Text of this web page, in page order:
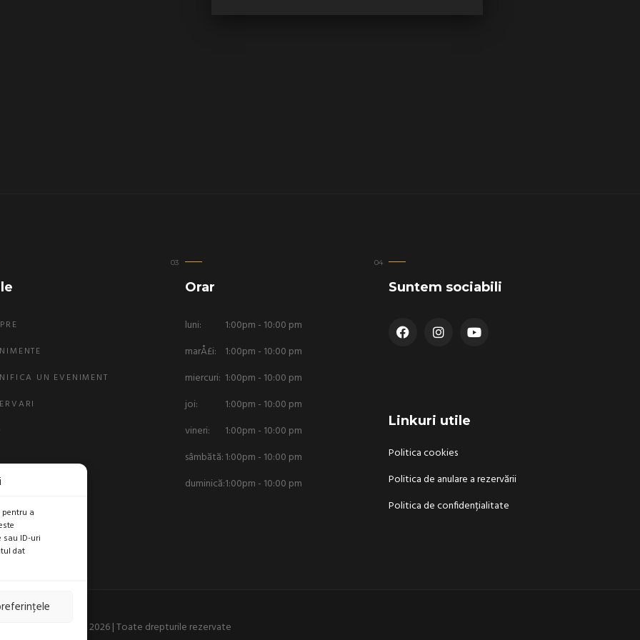
a
ID-uri
dat
UN EVENIMENT
Orar
luni:
1:00pm - 10:00 pm
marÅ£i:
1:00pm - 10:00 pm
miercuri: 1:00pm - 10:00 pm
joi:
1:00pm - 10:00 pm
vineri:
1:00pm - 10:00 pm
sâmbătă:1:00pm - 10:00 pm
duminică:1:00pm - 10:00 pm
Suntem sociabili
Linkuri utile
Politica cookies
Politica de anulare a rezervării
Politica de confidențialitate
2026 | Toate drepturile rezervate